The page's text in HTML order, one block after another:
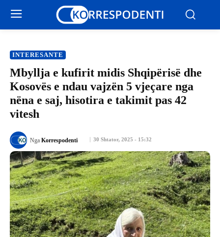
INTERESANTE
Mbyllja e kufirit midis Shqipërisë dhe
Kosovës e ndau vajzën 5 vjeçare nga
nëna e saj, hisotira e takimit pas 42
vitesh
30 Shtator, 2025 - 15:32
Nga Korrespodenti